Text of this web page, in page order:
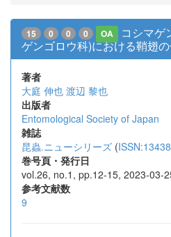
15 0 0 0 OA
コシマゲ
ゲンゴロウ科)における鞘翅
著者
大庭 伸也 渡辺 黎也
出版者
Entomological Society of Japan
雑誌
昆蟲.ニューシリーズ (
巻号頁・発行日
vol.26, no.1, pp.12-15, 2023-03-
参考文献数
9